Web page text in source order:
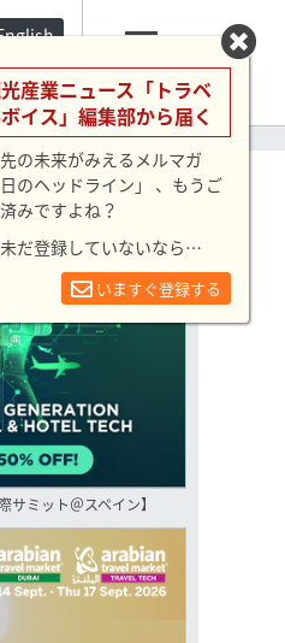
メニュー
サミット＠スペイン】
産業ニュース「トラベ
イス」編集部から届く
の未来がみえるメルマガ
日のヘッドライン」 、もうご
みですよね？
だ登録していないなら…
いますぐ登録する